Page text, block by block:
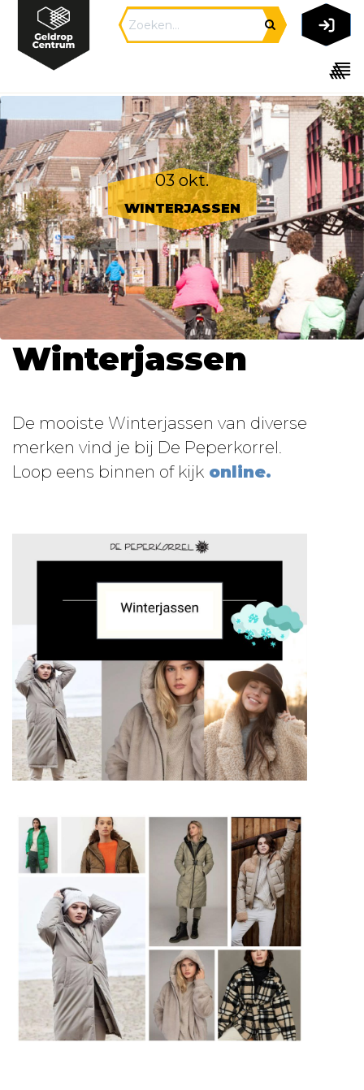
03 okt.
WINTERJASSEN
Winterjassen
De mooiste Winterjassen van diverse
merken vind je bij De Peperkorrel.
Loop eens binnen of kijk online.